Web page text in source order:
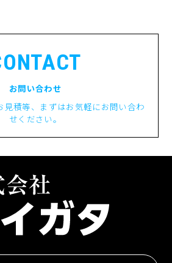
お問い合わせ
見積等、まずはお気軽にお問い合わ
せください。